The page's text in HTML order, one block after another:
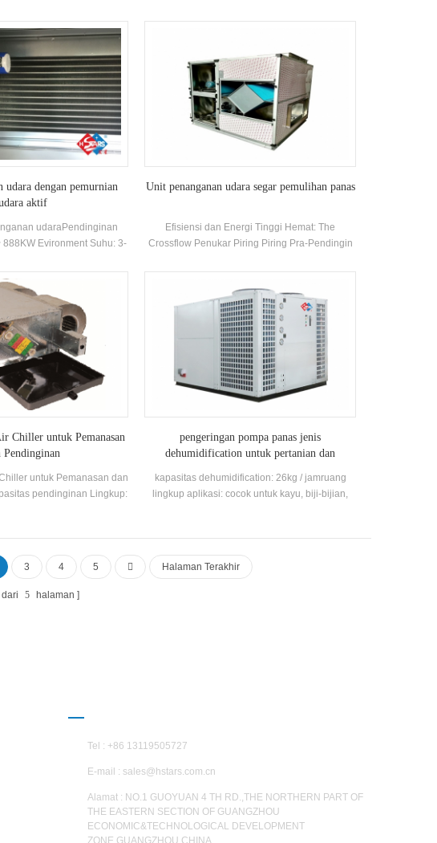
dan belanja mal.
udara dengan pemurnian
aktif
udaraPendinginan
888KW Evironment Suhu: 3-
Unit penanganan udara segar pemulihan panas
Efisiensi dan Energi Tinggi Hemat: The
Crossflow Penukar Piring Piring Pra-Pendingin
segar untuk pemanasan kembali, efisiensi
pertukaran panas udara knalpot dan udara
segar lebih daripada 90%, penukar dapat
mengurangi tonase pendingin udara yang
diperlukan udara segar dan konsumsi energi
secara keseluruhan sebesar 60 ~ 90%
Chiller untuk Pemanasan
Pendinginan
untuk Pemanasan dan
pendinginan Lingkup:
pengeringan pompa panas jenis
dehumidification untuk pertanian dan
kapasitas dehumidification: 26kg / jamruang
lingkup aplikasi: cocok untuk kayu, biji-bijian,
minuman, tekstil, jarang buah, kertas, pigmen,
dll dan pengeringan dan dehumidifikasi dengan
bahan seperti mudah terbakar dan meledak
3 4 5 Halaman Terakhir
dari 5 halaman
Tel : +86 13119505727
E-mail : sales@hstars.com.cn
Alamat : NO.1 GUOYUAN 4 TH RD.,THE NORTHERN PART OF
THE EASTERN SECTION OF GUANGZHOU
ECONOMIC&TECHNOLOGICAL DEVELOPMENT
ZONE,GUANGZHOU,CHINA